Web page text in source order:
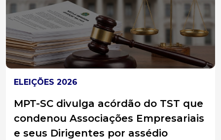
ELEIÇÕES 2026
MPT-SC divulga acórdão do TST que
condenou Associações Empresariais
e seus Dirigentes por assédio